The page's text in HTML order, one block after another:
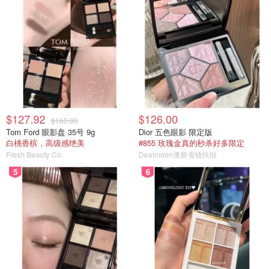
$127.92 $160.00
Tom Ford 眼影盘 35号 9g
白桃香槟，高级感绝美
Fresh Beauty Co.
$126.00
Dior 五色眼影 限定版
#855 玫瑰金真的秒杀好多限定
Dealmoon澳新省钱快报
5 6